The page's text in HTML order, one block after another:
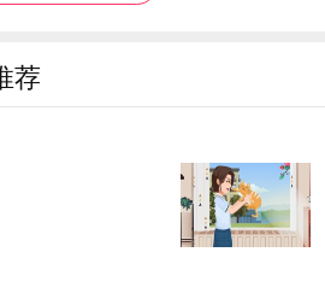
抗犬细小病毒高免血清、
阿莫西林+牵贝肝康配合治
荐